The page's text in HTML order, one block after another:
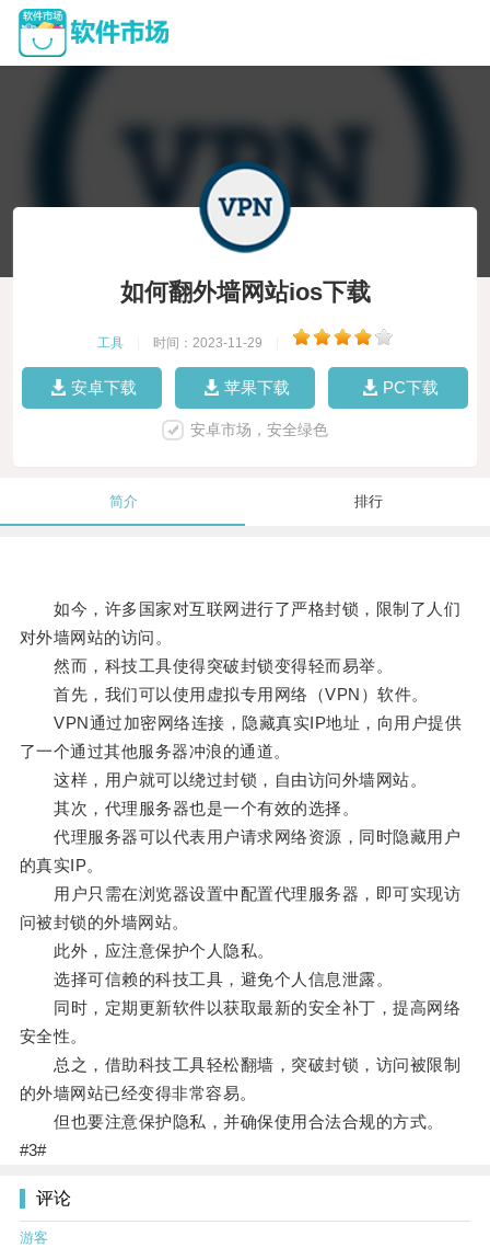
如何翻外墙网站ios下载
工具 时间：2023-11-29
安卓下载 苹果下载 PC下载
安卓市场，安全绿色
简介 排行
如今，许多国家对互联网进行了严格封锁，限制了人们
对外墙网站的访问。
然而，科技工具使得突破封锁变得轻而易举。
首先，我们可以使用虚拟专用网络（VPN）软件。
VPN通过加密网络连接，隐藏真实IP地址，向用户提供
了一个通过其他服务器冲浪的通道。
这样，用户就可以绕过封锁，自由访问外墙网站。
其次，代理服务器也是一个有效的选择。
代理服务器可以代表用户请求网络资源，同时隐藏用户
的真实IP。
用户只需在浏览器设置中配置代理服务器，即可实现访
问被封锁的外墙网站。
此外，应注意保护个人隐私。
选择可信赖的科技工具，避免个人信息泄露。
同时，定期更新软件以获取最新的安全补丁，提高网络
安全性。
总之，借助科技工具轻松翻墙，突破封锁，访问被限制
的外墙网站已经变得非常容易。
但也要注意保护隐私，并确保使用合法合规的方式。
#3#
评论
游客